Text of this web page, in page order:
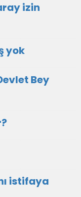
izin
yok
Bey
istifaya